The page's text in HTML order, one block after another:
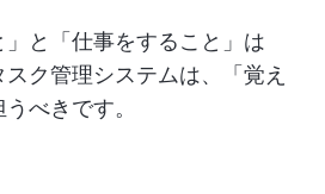
」と「仕事をすること」は
ク管理システムは、「覚え
べきです。